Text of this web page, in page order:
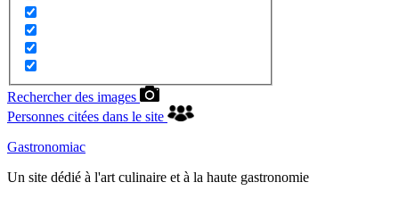
Rechercher des images
Personnes citées dans le site
Gastronomiac
Un site dédié à l'art culinaire et à la haute gastronomie